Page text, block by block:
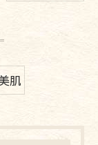
肌